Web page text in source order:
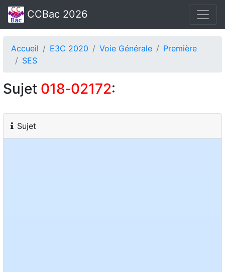
CCBac 2026
Accueil E3C 2020 Voie Générale
Première
SES
Sujet 018‑02172:
Sujet